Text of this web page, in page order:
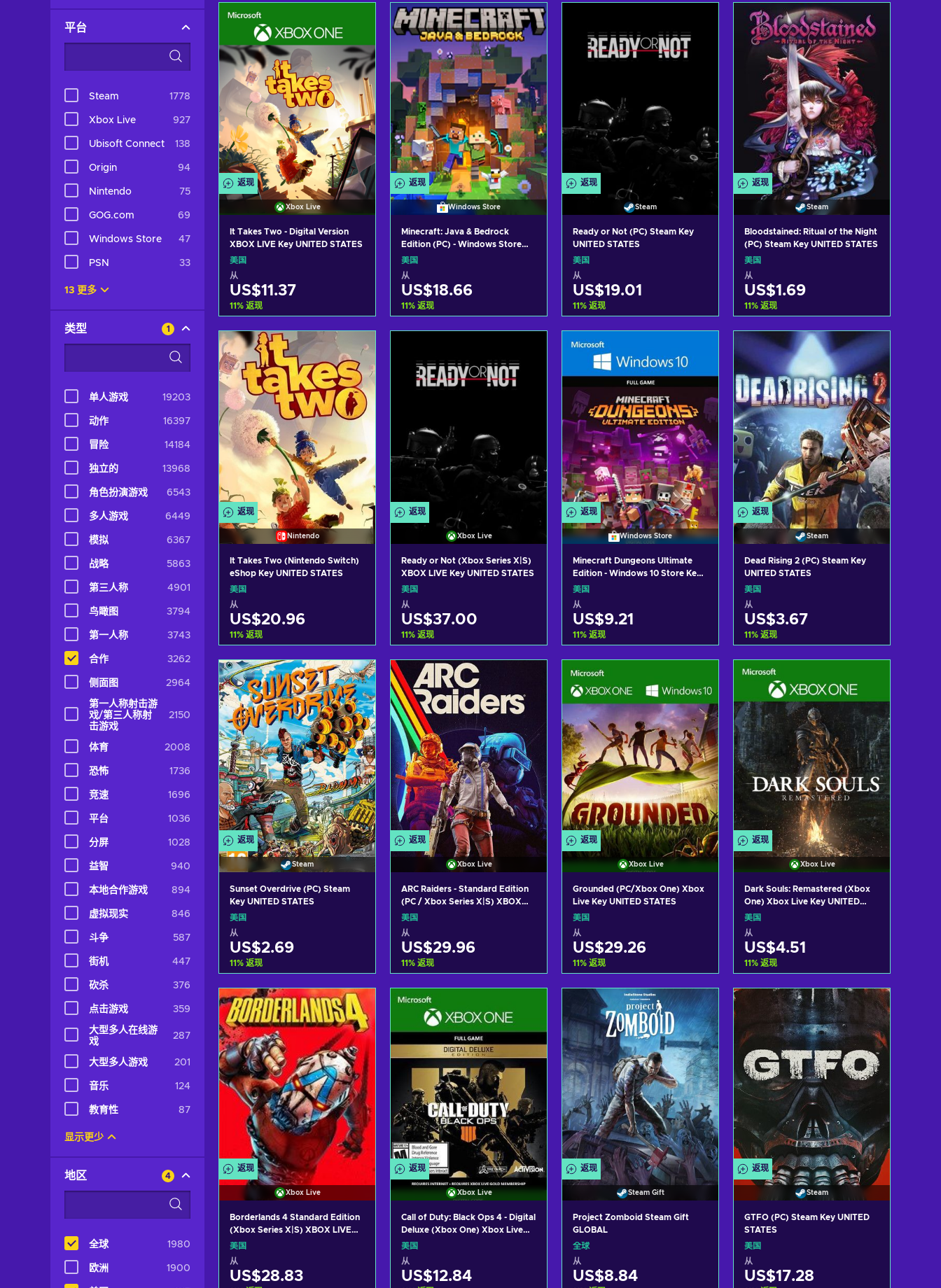
平台
Steam 1778
Xbox Live 927
Ubisoft Connect 138
Origin 94
Nintendo 75
GOG.com 69
Windows Store 47
PSN 33
13 更多
类型 1
单人游戏 19203
动作 16397
冒险 14184
独立的 13968
角色扮演游戏 6543
多人游戏 6449
模拟 6367
战略 5863
第三人称 4901
鸟瞰图 3794
第一人称 3743
合作 3262
侧面图 2964
第一人称射击游
戏/第三人称射
击游戏
2150
体育 2008
恐怖 1736
竞速 1696
平台 1036
分屏 1028
益智 940
本地合作游戏 894
虚拟现实 846
斗争 587
街机 447
砍杀 376
点击游戏 359
大型多人在线游
戏
287
大型多人游戏 201
音乐 124
教育性 87
显示更少
地区 4
全球 1980
欧洲 1900
View offers
加入购物车
View offers View offers
加入购物车
View offers
返现
Xbox Live
It Takes Two - Digital Version
XBOX LIVE Key UNITED STATES
美国
从
US$11.37
11% 返现
加入购物车
View offers
返现
Windows Store
Minecraft: Java & Bedrock
Edition (PC) - Windows Store
Key UNITED STATES
美国
从
US$18.66
11% 返现
View offers
返现
Steam
Ready or Not (PC) Steam Key
UNITED STATES
美国
从
US$19.01
11% 返现
View offers
返现
Steam
Bloodstained: Ritual of the Night
(PC) Steam Key UNITED STATES
美国
从
US$1.69
11% 返现
加入购物车
View offers
返现
Nintendo
It Takes Two (Nintendo Switch)
eShop Key UNITED STATES
美国
从
US$20.96
11% 返现
加入购物车
View offers
返现
Xbox Live
Ready or Not (Xbox Series X|S)
XBOX LIVE Key UNITED STATES
美国
从
US$37.00
11% 返现
加入购物车
View offers
返现
Windows Store
Minecraft Dungeons Ultimate
Edition - Windows 10 Store Key
UNITED STATES
美国
从
US$9.21
11% 返现
View offers
返现
Steam
Dead Rising 2 (PC) Steam Key
UNITED STATES
美国
从
US$3.67
11% 返现
View offers
返现
Steam
Sunset Overdrive (PC) Steam
Key UNITED STATES
美国
从
US$2.69
11% 返现
加入购物车
View offers
返现
Xbox Live
ARC Raiders - Standard Edition
(PC / Xbox Series X|S) XBOX
LIVE Key UNITED STATES
美国
从
US$29.96
11% 返现
View offers
返现
Xbox Live
Grounded (PC/Xbox One) Xbox
Live Key UNITED STATES
美国
从
US$29.26
11% 返现
加入购物车
View offers
返现
Xbox Live
Dark Souls: Remastered (Xbox
One) Xbox Live Key UNITED
STATES
美国
从
US$4.51
11% 返现
加入购物车
View offers
返现
Xbox Live
Borderlands 4 Standard Edition
(Xbox Series X|S) XBOX LIVE
Key UNITED STATES
美国
从
US$28.83
返现
Xbox Live
Call of Duty: Black Ops 4 - Digital
Deluxe (Xbox One) Xbox Live
Key UNITED STATES
美国
从
US$12.84
返现
Steam Gift
Project Zomboid Steam Gift
GLOBAL
全球
从
US$8.84
返现
Steam
GTFO (PC) Steam Key UNITED
STATES
美国
从
US$17.28